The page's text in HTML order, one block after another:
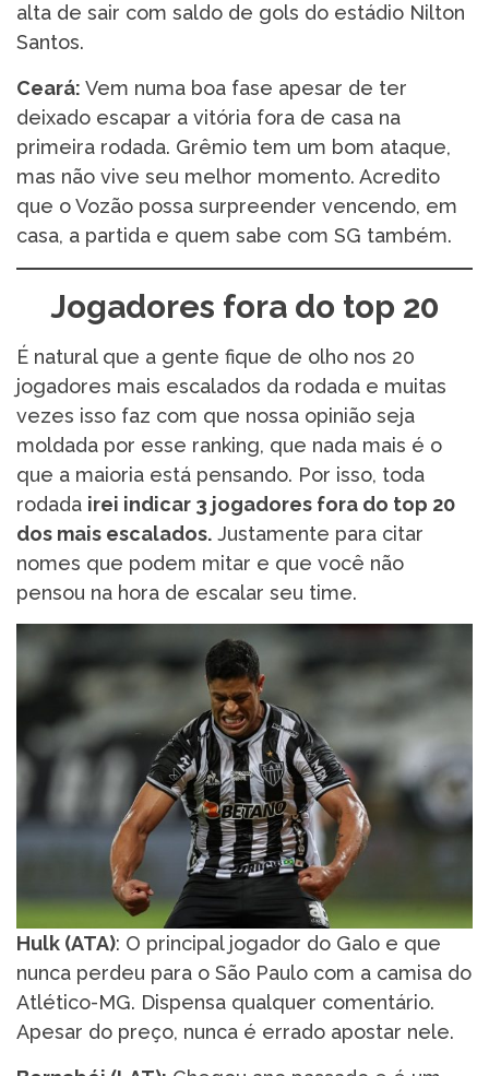
alta de sair com saldo de gols do estádio Nilton
Santos.
Ceará: Vem numa boa fase apesar de ter
deixado escapar a vitória fora de casa na
primeira rodada. Grêmio tem um bom ataque,
mas não vive seu melhor momento. Acredito
que o Vozão possa surpreender vencendo, em
casa, a partida e quem sabe com SG também.
Jogadores fora do top 20
É natural que a gente fique de olho nos 20
jogadores mais escalados da rodada e muitas
vezes isso faz com que nossa opinião seja
moldada por esse ranking, que nada mais é o
que a maioria está pensando. Por isso, toda
rodada irei indicar 3 jogadores fora do top 20
dos mais escalados. Justamente para citar
nomes que podem mitar e que você não
pensou na hora de escalar seu time.
Hulk (ATA): O principal jogador do Galo e que
nunca perdeu para o São Paulo com a camisa do
Atlético-MG. Dispensa qualquer comentário.
Apesar do preço, nunca é errado apostar nele.